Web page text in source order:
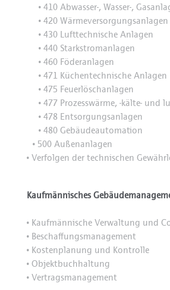
•410 Abwasser-, Wasser-,
•420 Wärmeversorgungsanlagen
•430 Lufttechnische Anlagen
•440 Starkstromanlagen
•460 Föderanlagen
•471 Küchentechnische Anlagen
•475 Feuerlöschanlagen
•477 Prozesswärme, -kälte- und
•478 Entsorgungsanlagen
•480 Gebäudeautomation
•500 Außenanlagen
•Verfolgen der technischen
Kaufmännisches
•Kaufmännische Verwaltung und
•Beschaffungsmanagement
•Kostenplanung und Kontrolle
•Objektbuchhaltung
•Vertragsmanagement